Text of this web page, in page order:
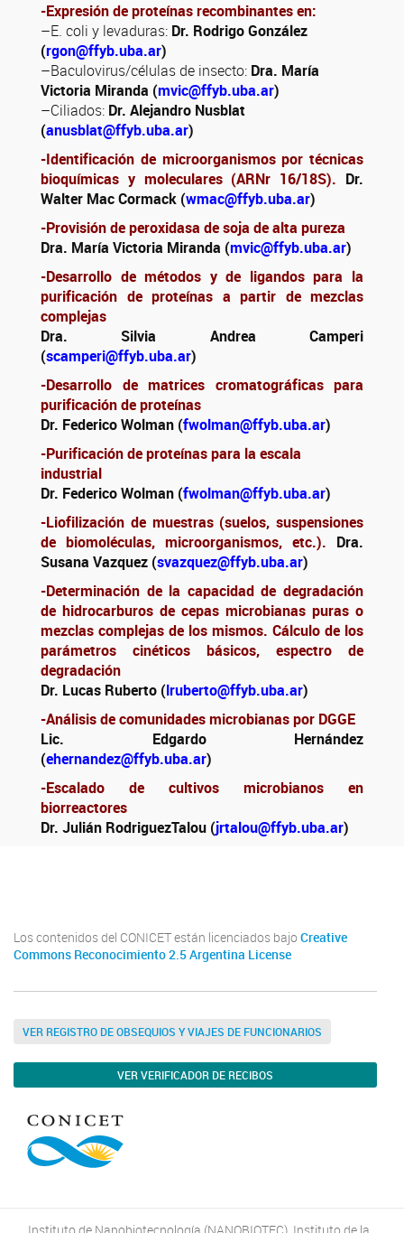
-Expresión de proteínas recombinantes en:
–E. coli y levaduras: Dr. Rodrigo González
(rgon@ffyb.uba.ar)
–Baculovirus/células de insecto: Dra. María
Victoria Miranda (mvic@ffyb.uba.ar)
–Ciliados: Dr. Alejandro Nusblat
(anusblat@ffyb.uba.ar)
-Identificación de microorganismos por técnicas
bioquímicas y moleculares (ARNr 16/18S). Dr.
Walter Mac Cormack (wmac@ffyb.uba.ar)
-Provisión de peroxidasa de soja de alta pureza
Dra. María Victoria Miranda (mvic@ffyb.uba.ar)
-Desarrollo de métodos y de ligandos para la
purificación de proteínas a partir de mezclas
complejas
Dra. Silvia Andrea Camperi
(scamperi@ffyb.uba.ar)
-Desarrollo de matrices cromatográficas para
purificación de proteínas
Dr. Federico Wolman (fwolman@ffyb.uba.ar)
-Purificación de proteínas para la escala
industrial
Dr. Federico Wolman (fwolman@ffyb.uba.ar)
-Liofilización de muestras (suelos, suspensiones
de biomoléculas, microorganismos, etc.). Dra.
Susana Vazquez (svazquez@ffyb.uba.ar)
-Determinación de la capacidad de degradación
de hidrocarburos de cepas microbianas puras o
mezclas complejas de los mismos. Cálculo de los
parámetros cinéticos básicos, espectro de
degradación
Dr. Lucas Ruberto (lruberto@ffyb.uba.ar)
-Análisis de comunidades microbianas por DGGE
Lic. Edgardo Hernández
(ehernandez@ffyb.uba.ar)
-Escalado de cultivos microbianos en
biorreactores
Dr. Julián RodriguezTalou (jrtalou@ffyb.uba.ar)
Los contenidos del CONICET están licenciados bajo Creative
Commons Reconocimiento 2.5 Argentina License
VER REGISTRO DE OBSEQUIOS Y VIAJES DE FUNCIONARIOS
VER VERIFICADOR DE RECIBOS